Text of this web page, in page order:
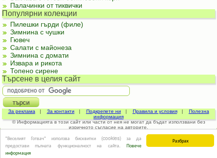
Разбрах
"Веселият Готвач" използва бисквитки (cookies) за да
предостави пълната функционалност на сайта. Повече
информация
Палачинки от тиквички
Популярни колекции
Пилешки гърди (филе)
Зимнина с чушки
Гювеч
Салати с майонеза
Зимнина с домати
Извара и рикота
Топено сирене
Търсене в целия сайт
За реклама | За контакти | Подкрепете ни | Правила и условия| Полезна
информация
© Информацията в този сайт или части от нея не могат да бъдат използвани без
изричното съгласие на авторите.